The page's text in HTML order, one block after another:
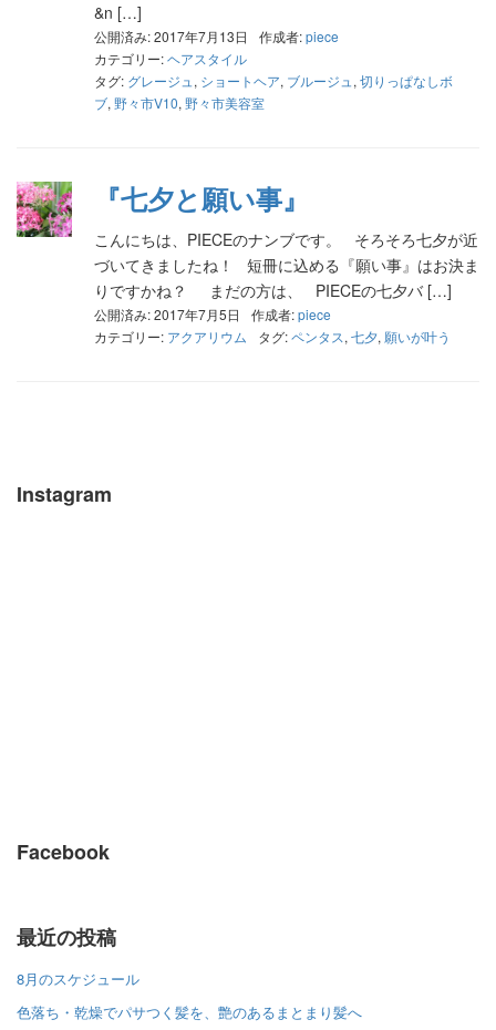
&n […]
公開済み: 2017年7月13日 作成者:piece
カテゴリー:ヘアスタイル
タグ: グレージュ , ショートヘア, ブルージュ , 切りっぱなしボ
ブ, 野々市V10, 野々市美容室
『七夕と願い事』
こんにちは、PIECEのナンブです。 そろそろ七夕が近
づいてきましたね！ 短冊に込める『願い事』はお決ま
りですかね？ まだの方は、 PIECEの七夕バ […]
公開済み: 2017年7月5日 作成者:piece
カテゴリー: アクアリウム タグ:ペンタス, 七夕, 願いが叶う
Instagram
Facebook
最近の投稿
8月のスケジュール
色落ち・乾燥でパサつく髪を、艶のあるまとまり髪へ